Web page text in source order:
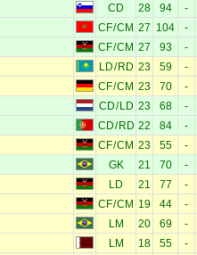
CD 28 94 -
CF/CM 27 104 -
CF/CM 27 93 -
LD/RD 23 59 -
CF/CM 23 70 -
CD/LD 23 68 -
CD/RD 22 84 -
CF/CM 23 55 -
GK 21 70 -
LD 21 77 -
CF/CM 19 44 -
LM 20 69 -
LM 18 55 -